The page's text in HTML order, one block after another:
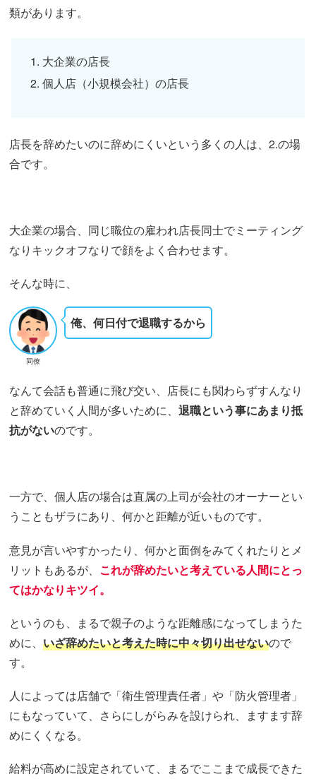
類があります。
大企業の店長
個人店（小規模会社）の店長
店長を辞めたいのに辞めにくいという多くの人は、2.の場
合です。
大企業の場合、同じ職位の雇われ店長同士でミーティング
なりキックオフなりで顔をよく合わせます。
そんな時に、
同僚
俺、何日付で退職するから
なんて会話も普通に飛び交い、店長にも関わらずすんなり
と辞めていく人間が多いために、退職という事にあまり抵
抗がないのです。
一方で、個人店の場合は直属の上司が会社のオーナーとい
うこともザラにあり、何かと距離が近いものです。
意見が言いやすかったり、何かと面倒をみてくれたりとメ
リットもあるが、 これが辞めたいと考えている人間にとっ
てはかなりキツイ。
というのも、まるで親子のような距離感になってしまうた
めに、いざ辞めたいと考えた時に中々切り出せないので
す。
人によっては店舗で「衛生管理責任者」や「防火管理者」
にもなっていて、さらにしがらみを設けられ、ますます辞
めにくくなる。
給料が高めに設定されていて、まるでここまで成長できた